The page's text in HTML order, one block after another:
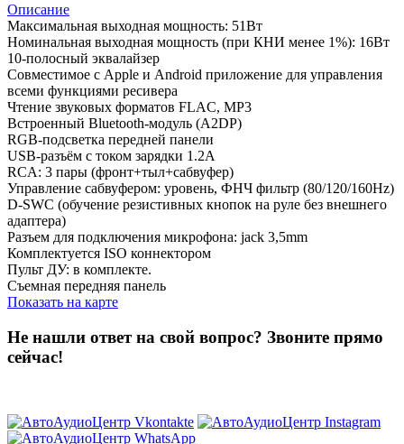
Описание
Максимальная выходная мощность: 51Вт
Номинальная выходная мощность (при КНИ менее 1%): 16Вт
10-полосный эквалайзер
Совместимое с Apple и Android приложение для управления
всеми функциями ресивера
Чтение звуковых форматов FLAC, MP3
Встроенный Bluetooth-модуль (A2DP)
RGB-подсветка передней панели
USB-разъём с током зарядки 1.2A
RCA: 3 пары (фронт+тыл+сабвуфер)
Управление сабвуфером: уровень, ФНЧ фильтр (80/120/160Hz)
D-SWC (обучение резистивных кнопок на руле без внешнего
адаптера)
Разъем для подключения микрофона: jack 3,5mm
Комплектуется ISO коннектором
Пульт ДУ: в комплекте.
Съемная передняя панель
Показать на карте
Не нашли ответ на свой вопрос? Звоните прямо
сейчас!